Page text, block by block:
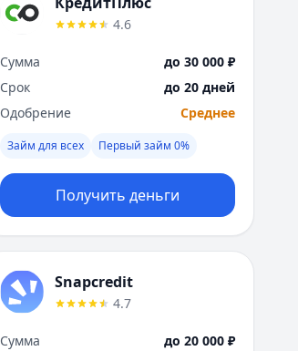
4.6
Сумма
до 30 000 ₽
Срок
до 20 дней
Одобрение
Среднее
Займ для всех Первый займ 0%
Получить деньги
Snapcredit
4.7
Сумма до 20 000 ₽